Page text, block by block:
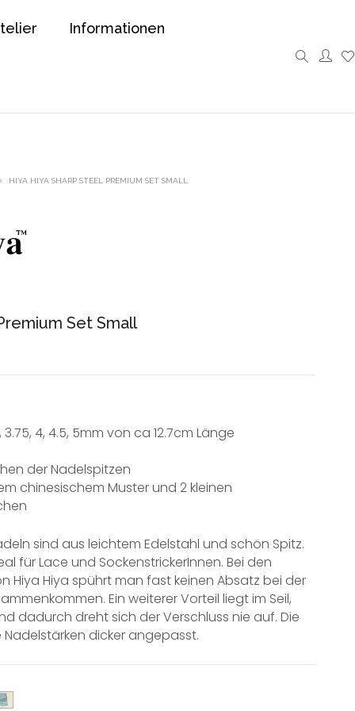
Informationen
HIYA HIYA SHARP STEEL PREMIUM SET SMALL
Set Small
3.75, 4, 4.5, 5mm von ca 12.7cm Länge
der Nadelspitzen
chinesischem Muster und 2 kleinen
sind aus leichtem Edelstahl und schön Spitz.
für Lace und SockenstrickerInnen. Bei den
Hiya Hiya spührt man fast keinen Absatz bei der
Ein weiterer Vorteil liegt im Seil,
dadurch dreht sich der Verschluss nie auf. Die
dicker angepasst.